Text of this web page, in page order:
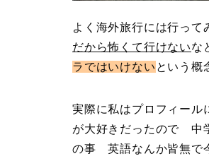
よく海外旅行には行って
だから怖くて行けないな
ラではいけない という概
実際に私はプロフィー
が大好きだったので 中
の事 英語なんか皆無で